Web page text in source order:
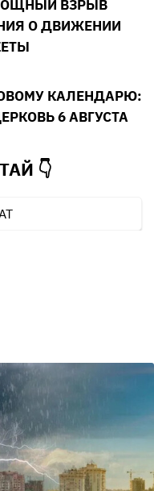
ВЗРЫВ
О ДВИЖЕНИИ
КАЛЕНДАРЮ:
6 АВГУСТА
👇